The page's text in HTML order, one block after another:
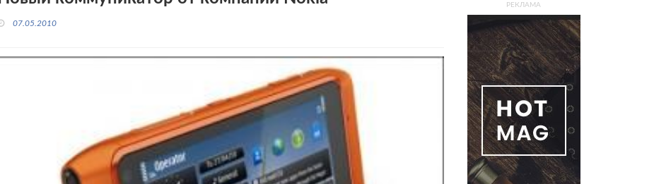
07.05.2010
РЕКЛАМА